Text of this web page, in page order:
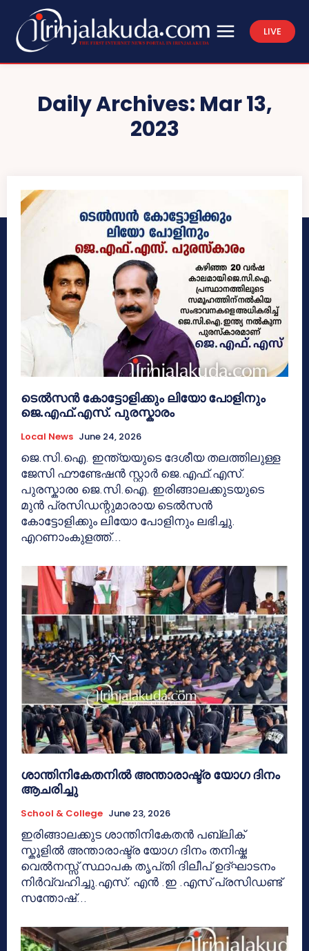
LIVE
Daily Archives: Mar 13,
2023
ടെൽസൻ കോട്ടോളിക്കും ലിയോ പോളിനും
ജെ.എഫ്.എസ്. പുരസ്കാരം
Local News June 24, 2026
ജെ.സി.ഐ. ഇന്ത്യയുടെ ദേശീയ തലത്തിലുള്ള
ജേസി ഫൗണ്ടേഷൻ സ്റ്റാർ ജെ.എഫ്.എസ്.
പുരസ്കാരo ജെ.സി.ഐ. ഇരിങ്ങാലക്കുടയുടെ
മുൻ പ്രസിഡന്റുമാരായ ടെൽസൻ
കോട്ടോളിക്കും ലിയോ പോളിനും ലഭിച്ചു.
എറണാംകുളത്ത്...
ശാന്തിനികേതനിൽ അന്താരാഷ്ട്ര യോഗ ദിനം
ആചരിച്ചു
School & College June 23, 2026
ഇരിങ്ങാലക്കുട ശാന്തിനികേതൻ പബ്ലിക്
സ്കൂളിൽ അന്താരാഷ്ട്ര യോഗ ദിനം തനിഷ്ക
വെൽനസ്സ് സ്ഥാപക തൃപ്‌തി ദിലീപ് ഉദ്ഘാടനം
നിർവ്വഹിച്ചു.എസ്. എൻ .ഇ .എസ് പ്രസിഡണ്ട്
സന്തോഷ്...